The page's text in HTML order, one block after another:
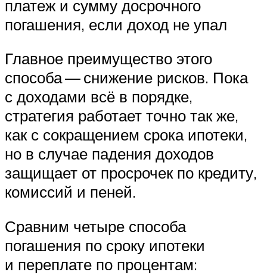
платеж и сумму досрочного
погашения, если доход не упал
Главное преимущество этого
способа — снижение рисков. Пока
с доходами всё в порядке,
стратегия работает точно так же,
как с сокращением срока ипотеки,
но в случае падения доходов
защищает от просрочек по кредиту,
комиссий и пеней.
Сравним четыре способа
погашения по сроку ипотеки
и переплате по процентам: